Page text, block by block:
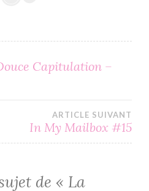
Capitulation –
ARTICLE SUIVANT
In My Mailbox #15
de « La